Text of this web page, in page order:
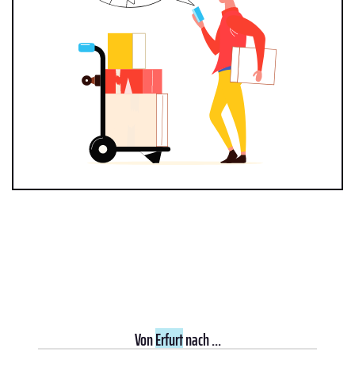
VonErfurtnach ...